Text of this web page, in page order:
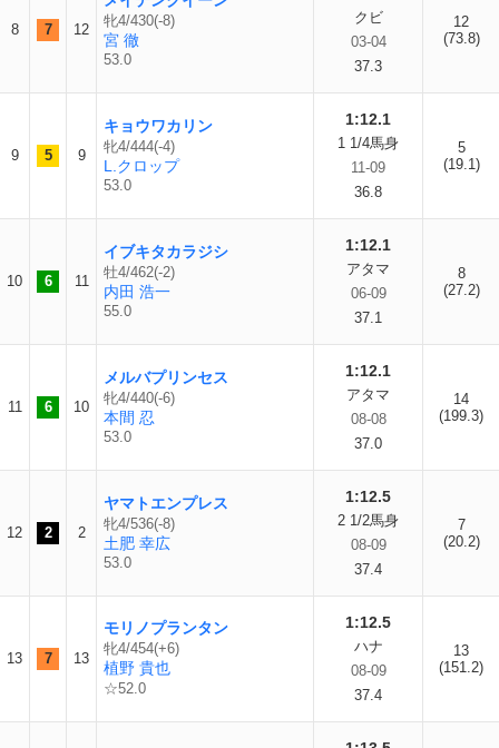
8 7 12
牝4/430(-8)
宮 徹
53.0
クビ
03-04
37.3
12
(73.8)
9 5 9
キョウワカリン
牝4/444(-4)
L.クロップ
53.0
1:12.1
1 1/4馬身
11-09
36.8
5
(19.1)
10 6 11
イブキタカラジシ
牡4/462(-2)
内田 浩一
55.0
1:12.1
アタマ
06-09
37.1
8
(27.2)
11 6 10
メルバプリンセス
牝4/440(-6)
本間 忍
53.0
1:12.1
アタマ
08-08
37.0
14
(199.3)
12 2 2
ヤマトエンプレス
牝4/536(-8)
土肥 幸広
53.0
1:12.5
2 1/2馬身
08-09
37.4
7
(20.2)
13 7 13
モリノプランタン
牝4/454(+6)
植野 貴也
☆52.0
1:12.5
ハナ
08-09
37.4
13
(151.2)